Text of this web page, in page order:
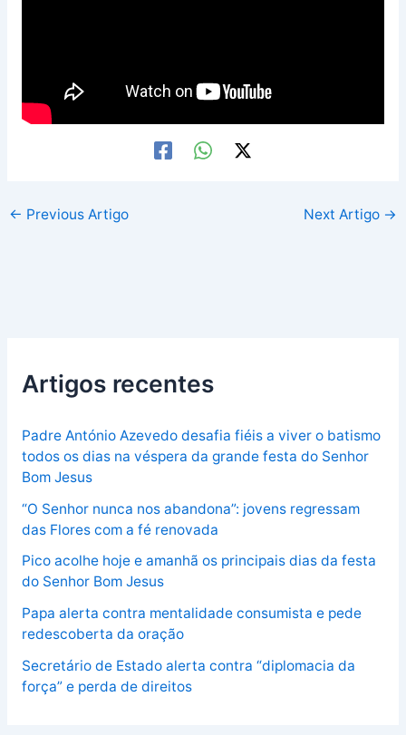
← Previous Artigo Next Artigo →
Artigos recentes
Padre António Azevedo desafia fiéis a viver o batismo
todos os dias na véspera da grande festa do Senhor
Bom Jesus
“O Senhor nunca nos abandona”: jovens regressam
das Flores com a fé renovada
Pico acolhe hoje e amanhã os principais dias da festa
do Senhor Bom Jesus
Papa alerta contra mentalidade consumista e pede
redescoberta da oração
Secretário de Estado alerta contra “diplomacia da
força” e perda de direitos